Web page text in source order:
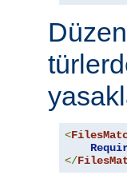
<
</